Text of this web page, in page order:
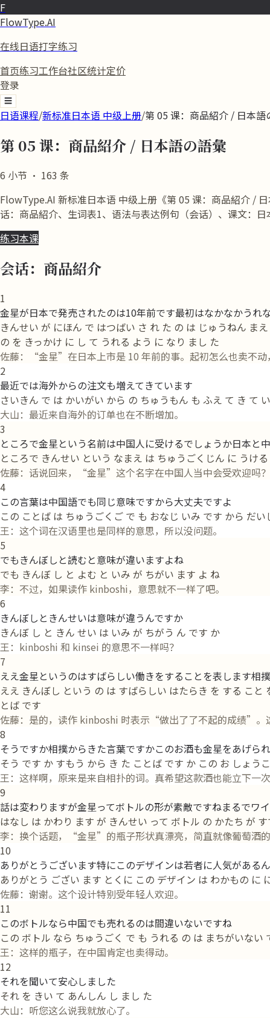
F
FlowType.AI
在线日语打字练习
首页练习工作台社区统计定价
登录
☰
日语课程/新标准日本语 中级上册/第 05 课：商品紹介 / 日本語
第 05 课：商品紹介 / 日本語の語彙
6 小节 · 163 条
FlowType.AI 新标准日本语 中级上册《第 05 课：商品紹介 /
话：商品紹介、生词表1、语法与表达例句（会话）、课文：日
练习本课
会话：商品紹介
1
金星が日本で発売されたのは10年前です最初はなかなかう
きんせい が にほん で はつばい さ れ た の は じゅうねん ま
の を きっかけ に し て うれる よう に なり まし た
佐藤：“金星”在日本上市是 10 年前的事。起初怎么也卖不动
2
最近では海外からの注文も増えてきています
さいきん で は かいがい から の ちゅうもん も ふえ て き て
大山：最近来自海外的订单也在不断增加。
3
ところで金星という名前は中国人に受けるでしょうか日本と
ところで きんせい という なまえ は ちゅうごくじん に うけ
佐藤：话说回来，“金星”这个名字在中国人当中会受欢迎吗
4
この言葉は中国語でも同じ意味ですから大丈夫ですよ
この ことば は ちゅうごくご で も おなじ いみ です から だい
王：这个词在汉语里也是同样的意思，所以没问题。
5
でもきんぼしと読むと意味が違いますよね
でも きんぼ し と よむ と いみ が ちがい ます よ ね
李：不过，如果读作 kinboshi，意思就不一样了吧。
6
きんぼしときんせいは意味が違うんですか
きんぼ し と きん せい は いみ が ちがう ん です か
王：kinboshi 和 kinsei 的意思不一样吗？
7
ええ金星というのはすばらしい働きをすることを表します
ええ きんぼし という の は すばらしい はたらき を する こ
とば です
佐藤：是的，读作 kinboshi 时表示“做出了了不起的成绩”
8
そうですか相撲からきた言葉ですかこのお酒も金星をあげら
そう です か すもう から き た ことば です か この お しょ
王：这样啊，原来是来自相扑的词。真希望这款酒也能立下一次
9
話は変わりますが金星ってボトルの形が素敵ですねまるでワ
はなし は かわり ます が きんせい って ボトル の かたち が
李：换个话题，“金星”的瓶子形状真漂亮，简直就像葡萄酒的
10
ありがとうございます特にこのデザインは若者に人気がある
ありがとう ござい ます とくに この デザイン は わかもの に
佐藤：谢谢。这个设计特别受年轻人欢迎。
11
このボトルなら中国でも売れるのは間違いないですね
この ボトル なら ちゅうごく で も うれる の は まちがいない
王：这样的瓶子，在中国肯定也卖得动。
12
それを聞いて安心しました
それ を きい て あんしん し まし た
大山：听您这么说我就放心了。